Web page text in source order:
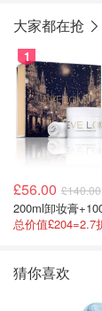
大家都在抢
1
£56.00 £140.00
猜你喜欢